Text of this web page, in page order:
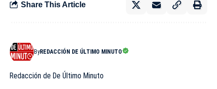
Share This Article
ByREDACCIÓN DE ÚLTIMO MINUTO
Redacción de De Último Minuto